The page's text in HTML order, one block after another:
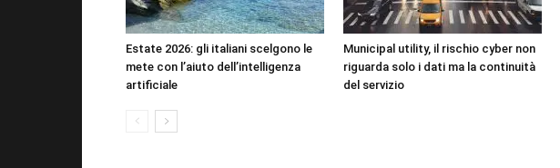
Estate 2026: gli italiani scelgono le
mete con l’aiuto dell’intelligenza
artificiale
Municipal utility, il rischio cyber non
riguarda solo i dati ma la continuità
del servizio